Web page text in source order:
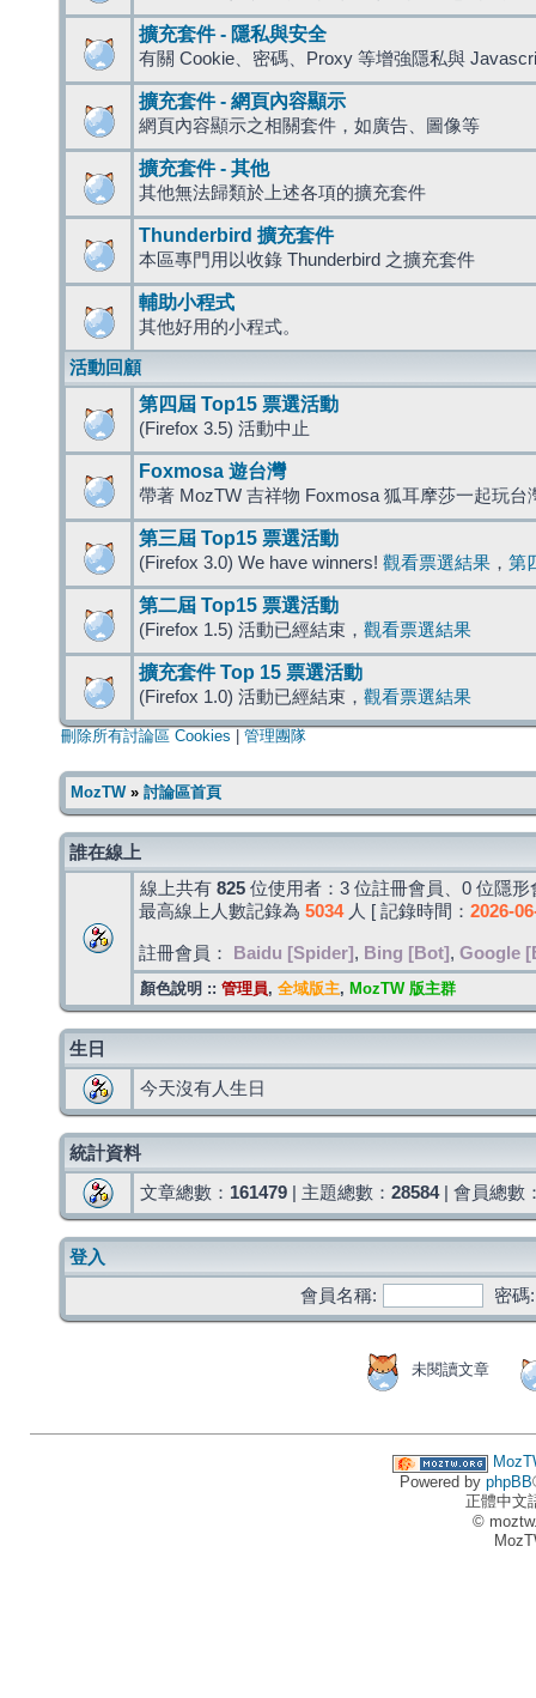
擴充套件 - 隱私與安全
有關 Cookie、密碼、Proxy 等增強隱私與
擴充套件 - 網頁內容顯示
網頁內容顯示之相關套件，如廣告、圖像等
擴充套件 - 其他
其他無法歸類於上述各項的擴充套件
Thunderbird 擴充套件
本區專門用以收錄 Thunderbird 之擴充套件
輔助小程式
其他好用的小程式。
活動回顧
第四屆 Top15 票選活動
(Firefox 3.5) 活動中止
Foxmosa 遊台灣
帶著 MozTW 吉祥物 Foxmosa 狐耳摩莎一起玩台
第三屆 Top15 票選活動
(Firefox 3.0) We have winners! 觀看票選結果 ， 第
第二屆 Top15 票選活動
(Firefox 1.5) 活動已經結束， 觀看票選結果
擴充套件 Top 15 票選活動
(Firefox 1.0) 活動已經結束， 觀看票選結果
刪除所有討論區 Cookies 管理團隊
MozTW» 討論區首頁
誰在線上
線上共有 825 位使用者：3 位註冊會員、0 位隱
最高線上人數記錄為 5034人 [ 記錄時間： 2026-
註冊會員： Baidu [Spider] , Bing [Bot] , Google
顏色說明 :: 管理員, 全域版主, MozTW 版主群
生日
今天沒有人生日
統計資料
文章總數： 161479 | 主題總數： 28584| 會員總數
登入
會員名稱:
密碼:
未閱讀文章
Powered by phpBB
正體中文
©